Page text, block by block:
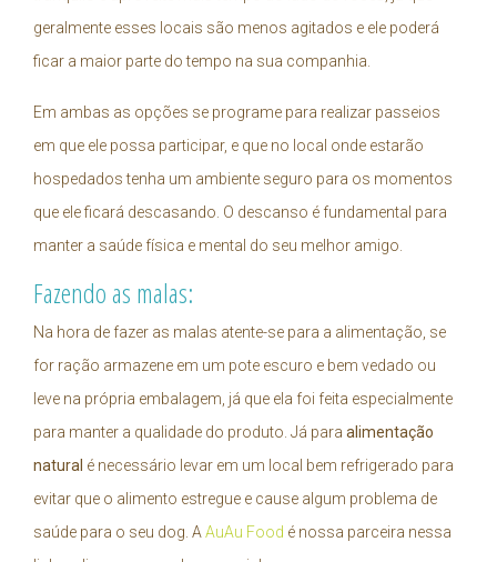
geralmente esses locais são menos agitados e ele poderá
ficar a maior parte do tempo na sua companhia.
Em ambas as opções se programe para realizar passeios
em que ele possa participar, e que no local onde estarão
hospedados tenha um ambiente seguro para os momentos
que ele ficará descasando. O descanso é fundamental para
manter a saúde física e mental do seu melhor amigo.
Fazendo as malas:
Na hora de fazer as malas atente-se para a alimentação, se
for ração armazene em um pote escuro e bem vedado ou
leve na própria embalagem, já que ela foi feita especialmente
para manter a qualidade do produto. Já para alimentação
natural é necessário levar em um local bem refrigerado para
evitar que o alimento estregue e cause algum problema de
saúde para o seu dog. A AuAu Food é nossa parceira nessa